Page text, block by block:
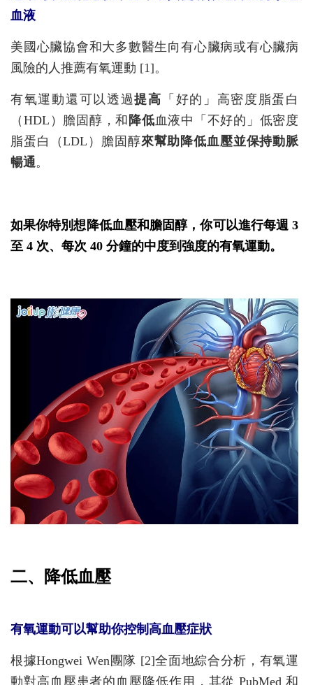
血液
美國心臟協會和大多數醫生向有心臟病或有心臟病
風險的人推薦有氧運動 [1]。
有氧運動還可以透過提高 「好的」高密度脂蛋白
（HDL）膽固醇，和 降低血液中「不好的」低密度
脂蛋白（LDL）膽固醇來幫助降低血壓並保持動脈
暢通。
如果你特別想降低血壓和膽固醇，你可以進行每週 3
至 4 次、每次 40 分鐘的中度到強度的有氧運動。
二、降低血壓
有氧運動可以幫助你控制高血壓症狀
根據Hongwei Wen團隊 [2]全面地綜合分析，有氧運
動對高血壓患者的血壓降低作用，其從 PubMed 和